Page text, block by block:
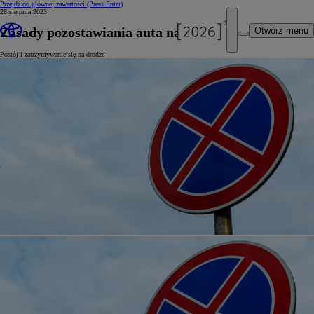
Przejdź do głównej zawartości (Press Enter)
Otwórz menu
28 sierpnia 2023
Zasady pozostawiania auta na poboczu
Postój i zatrzymywanie się na drodze